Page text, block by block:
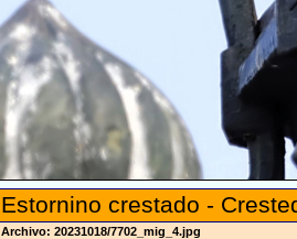
Estornino crestado -
Archivo: 20231018/7702_mig_4.jpg